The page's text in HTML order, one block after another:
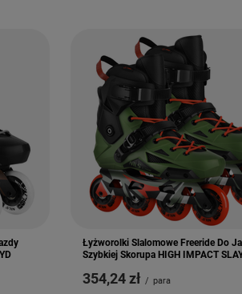
Łyżworolki Slalomowe Freeride Do
Szybkiej Skorupa HIGH IMPACT
354,24 zł / para